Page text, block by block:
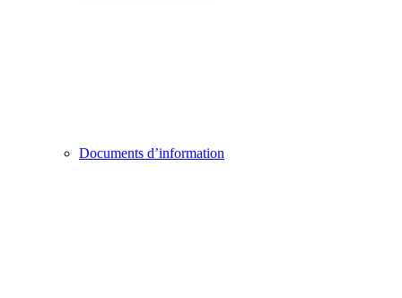
Documents d’information